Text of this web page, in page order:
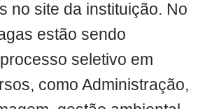
no site da instituição. No
estão sendo
seletivo em
como Administração,